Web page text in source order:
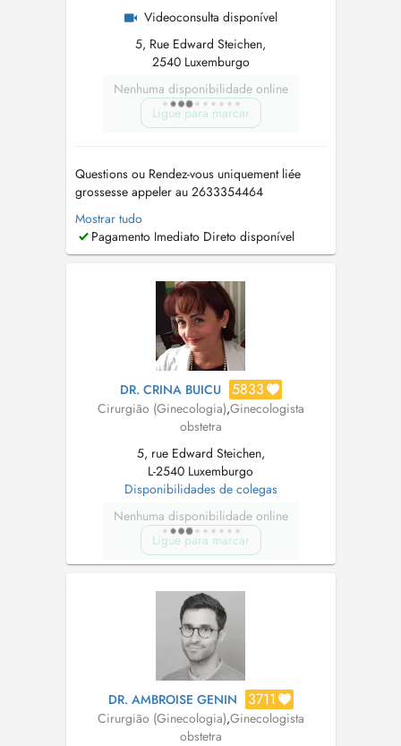
Videoconsulta disponível
5, Rue Edward Steichen,
2540 Luxemburgo
Nenhuma disponibilidade online
Ligue para marcar
Questions ou Rendez-vous uniquement liée
grossesse appeler au 2633354464
Téléconsultation Disponible tous les jours à
11h00. Merci de vous inscrire par doctena. PID
disponible Gynécologue-obstétricienne
grossesse, la fertilité et la santé féminine à...
Mostrar tudo
Pagamento Imediato Direto disponível
DR. CRINA BUICU 5833
Cirurgião (Ginecologia),Ginecologista
obstetra
5, rue Edward Steichen,
L-2540 Luxemburgo
Disponibilidades de colegas
Nenhuma disponibilidade online
Ligue para marcar
DR. AMBROISE GENIN 3711
Cirurgião (Ginecologia),Ginecologista
obstetra